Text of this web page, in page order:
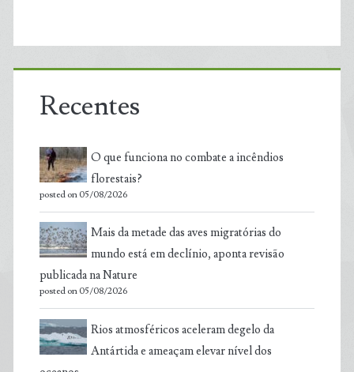
Recentes
O que funciona no combate a incêndios
florestais?
posted on 05/08/2026
Mais da metade das aves migratórias do
mundo está em declínio, aponta revisão
publicada na Nature
posted on 05/08/2026
Rios atmosféricos aceleram degelo da
Antártida e ameaçam elevar nível dos